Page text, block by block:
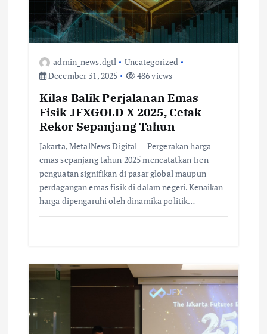
admin_news.dgtl
Uncategorized
December 31, 2025
486 views
Kilas Balik Perjalanan Emas
Fisik JFXGOLD X 2025, Cetak
Rekor Sepanjang Tahun
Jakarta, MetalNews Digital — Pergerakan harga
emas sepanjang tahun 2025 mencatatkan tren
penguatan signifikan di pasar global maupun
perdagangan emas fisik di dalam negeri. Kenaikan
harga dipengaruhi oleh dinamika politik…